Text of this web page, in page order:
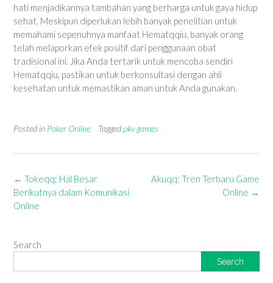
hati menjadikannya tambahan yang berharga untuk gaya hidup
sehat. Meskipun diperlukan lebih banyak penelitian untuk
memahami sepenuhnya manfaat Hematqqiu, banyak orang
telah melaporkan efek positif dari penggunaan obat
tradisional ini. Jika Anda tertarik untuk mencoba sendiri
Hematqqiu, pastikan untuk berkonsultasi dengan ahli
kesehatan untuk memastikan aman untuk Anda gunakan.
Posted in Poker Online Taggedpkv games
Post
navigation
Akuqq: Tren Terbaru Game
Online →
← Tokeqq: Hal Besar
Berikutnya dalam Komunikasi
Online
Search
Search